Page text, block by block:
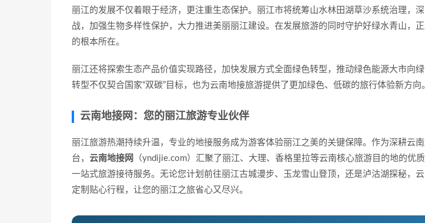
丽江的发展不仅着眼于经济，更注重生态保护。丽江市将统筹山水林田湖草沙系统治理，
战，加强生物多样性保护，大力推进美丽丽江建设。在发展旅游的同时守护好绿水青山，
的根本所在。
丽江还将探索生态产品价值实现路径，加快发展方式全面绿色转型，推动绿色能源大市向
转型不仅契合国家“双碳”目标，也为云南地接旅游提供了更加绿色、低碳的旅行体验新方向
云南地接网：您的丽江旅游专业伙伴
丽江旅游热潮持续升温，专业的地接服务成为游客体验丽江之美的关键保障。作为深耕云
台， 云南地接网
（yndijie.com）汇聚了丽江、大理、香格里拉等云南核心旅游目的地的优
一站式旅游接待服务。无论您计划前往丽江古城漫步、玉龙雪山登顶，还是泸沽湖探秘，
定制贴心行程，让您的丽江之旅省心又尽兴。